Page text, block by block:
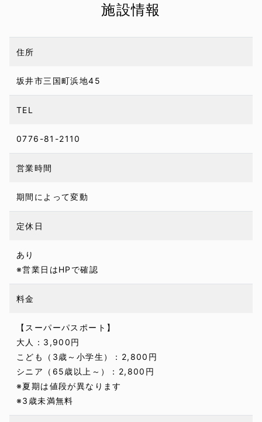
施設情報
住所
坂井市三国町浜地45
TEL
0776-81-2110
営業時間
期間によって変動
定休日
あり
※営業日はHPで確認
料金
【スーパーパスポート】
大人：3,900円
こども（3歳～小学生）：2,800円
シニア（65歳以上～）：2,800円
※夏期は値段が異なります
※3歳未満無料